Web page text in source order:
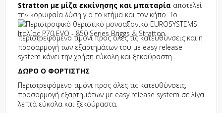
Stratton με μίζα εκκίνησης και μπαταρία αποτελεί
την κορυφαία λύση για το κτήμα και τον κήπο. Το
περιστρεφόμενο τιμόνι προς όλες τις κατευθύνσεις και η
προσαρμογή των εξαρτημάτων του με easy release
system κάνει την χρήση εύκολη και ξεκούραστη .
ΔΩΡΟ Ο ΦΟΡΤΙΣΤΗΣ
Περιστρεφόμενο τιμόνι προς όλες τις κατευθύνσεις,
προσαρμογή εξαρτημάτων με easy release system σε λίγα
λεπτά εύκολα και ξεκούραστα.